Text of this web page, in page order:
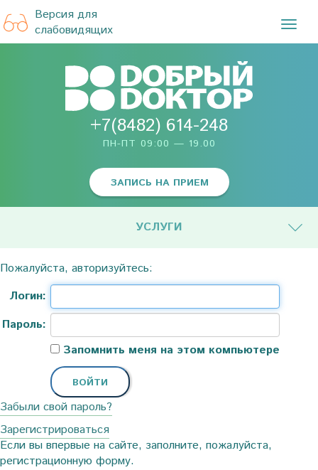
Версия для
слабовидящих
+7(8482) 614-248
ПН-ПТ 09:00 — 19.00
ЗАПИСЬ НА ПРИЕМ
УСЛУГИ
Пожалуйста, авторизуйтесь:
Логин:
Пароль:
Запомнить меня на этом компьютере
Забыли свой пароль?
Зарегистрироваться
Если вы впервые на сайте, заполните, пожалуйста,
регистрационную форму.